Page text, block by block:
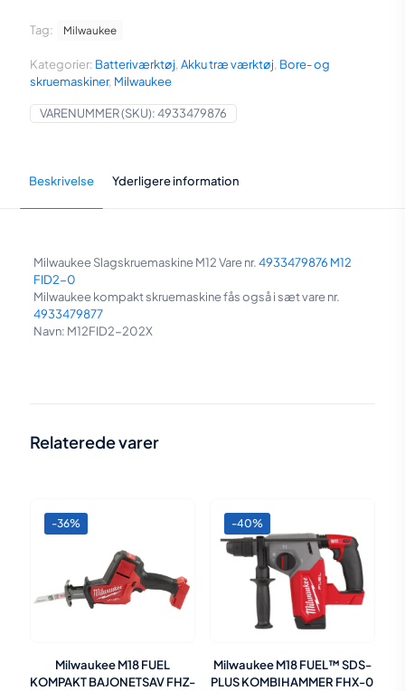
antal
VARENUMMER (SKU):4933479876
Kategorier: Batteriværktøj, Akku træ værktøj, Bore- og
skruemaskiner, Milwaukee
Tag: Milwaukee
Beskrivelse Yderligere information
Milwaukee Slagskruemaskine M12 Vare nr.4933479876 M12
FID2-0
Milwaukee kompakt skruemaskine fås også i sæt vare nr.
4933479877
Navn: M12FID2-202X
Relaterede varer
-36%
Milwaukee M18 FUEL
KOMPAKT BAJONETSAV FHZ-
-40%
Milwaukee M18 FUEL™ SDS-
PLUS KOMBIHAMMER FHX-0